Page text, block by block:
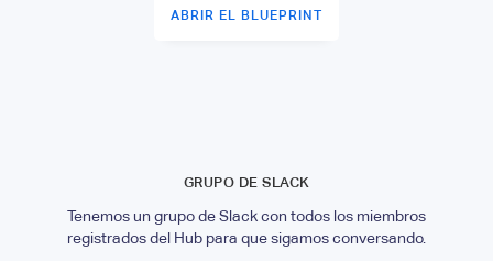
ABRIR EL BLUEPRINT
GRUPO DE SLACK
Tenemos un grupo de Slack con todos los miembros
registrados del Hub para que sigamos conversando.